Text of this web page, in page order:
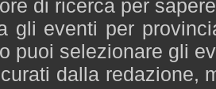
di ricerca per
gli eventi per
puoi selezionare gli
dalla redazione,